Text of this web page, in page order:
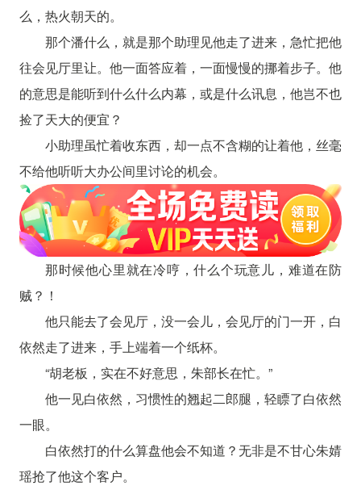
么，热火朝天的。
那个潘什么，就是那个助理见他走了进来，急忙把他
往会见厅里让。他一面答应着，一面慢慢的挪着步子。他
的意思是能听到什么什么内幕，或是什么讯息，他岂不也
捡了天大的便宜？
小助理虽忙着收东西，却一点不含糊的让着他，丝毫
不给他听听大办公间里讨论的机会。
那时候他心里就在冷哼，什么个玩意儿，难道在防
贼？！
他只能去了会见厅，没一会儿，会见厅的门一开，白
依然走了进来，手上端着一个纸杯。
“胡老板，实在不好意思，朱部长在忙。”
他一见白依然，习惯性的翘起二郎腿，轻瞟了白依然
一眼。
白依然打的什么算盘他会不知道？无非是不甘心朱婧
瑶抢了他这个客户。